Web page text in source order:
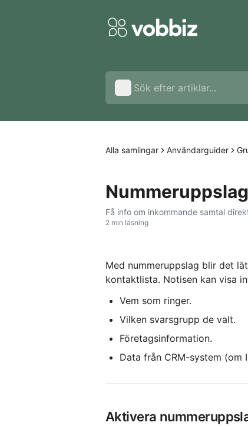
Alla samlingar Användarguider
Få info om inkommande samtal
2 min läsning
Med nummeruppslag blir det
kontaktlista. Notisen kan visa
Vem som ringer.
Vilken svarsgrupp de valt.
Företagsinformation.
Data från CRM-system (om
Aktivera